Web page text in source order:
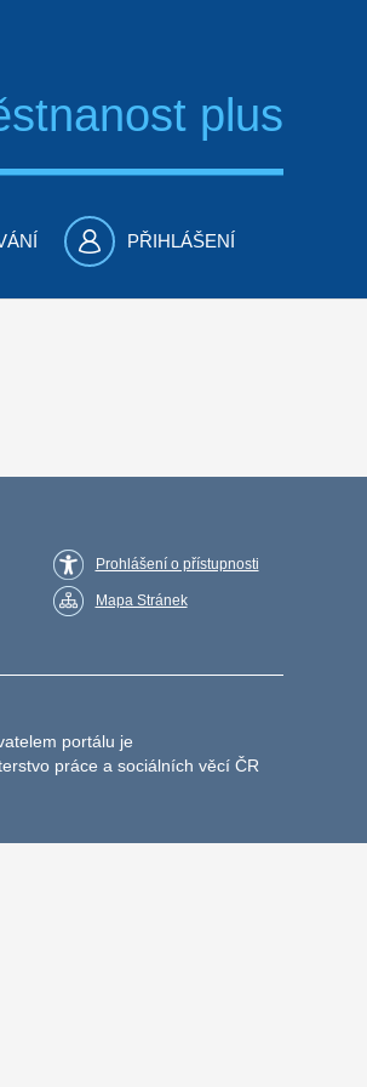
plus
PŘIHLÁŠENÍ
Prohlášení o přístupnosti
Mapa Stránek
portálu je
práce a sociálních věcí ČR